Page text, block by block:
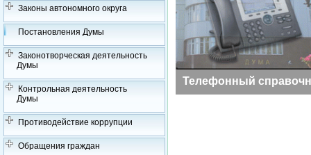
Законы автономного округа
Постановления Думы
Законотворческая деятельность
Думы
Контрольная деятельность
Думы
Противодействие коррупции
Обращения граждан
Задай вопрос депутату Телефонный